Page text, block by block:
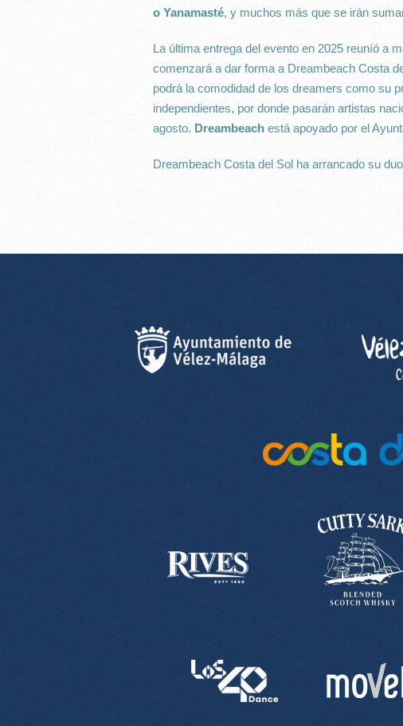
o Yanamasté, y muchos más que se irán
La última entrega del evento en 2025 reuníó a
comenzará a dar forma a Dreambeach Costa
podrá la comodidad de los dreamers como su
independientes, por donde pasarán artistas
agosto. Dreambeach está apoyado por el
Dreambeach Costa del Sol ha arrancado su